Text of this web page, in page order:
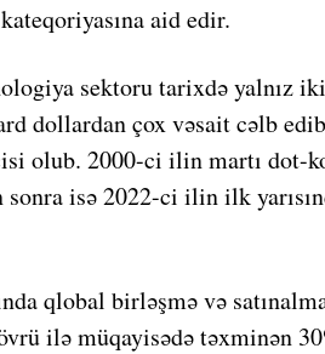
aid edir.
sektoru tarixdə yalnız
dollardan çox vəsait cəlb
olub. 2000-ci ilin martı dot-
isə 2022-ci ilin ilk
qlobal birləşmə və
ilə müqayisədə təxminən